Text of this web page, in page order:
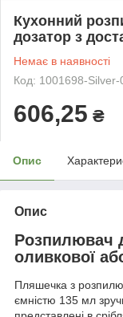
Кухонний
дозатор з
Немає в наявності
Код: 1001698-Silver-
606,25 ₴
Опис
Опис
Розпилювач
оливкової
Пляшечка з
ємністю 135 мл